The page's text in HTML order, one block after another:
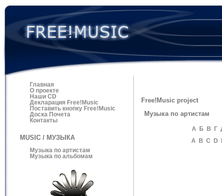
Главная
О проекте
Наши CD
Декларация Free!Music
Поставить кнопку Free!Music
Доска Почета
Контакты
MUSIC / МУЗЫКА
Музыка по артистам
Музыка по альбомам
Free!Music project
Музыка по артистам
А Б В Г
A
B C D